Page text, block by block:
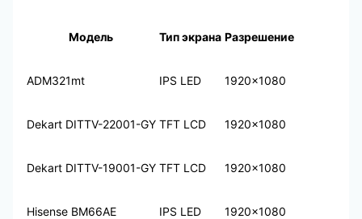
Модель Тип экрана Разрешение
ADM321mt IPS LED 1920×1080
Dekart DITTV-22001-GY TFT LCD 1920×1080
Dekart DITTV-19001-GY TFT LCD 1920×1080
Hisense BM66AE IPS LED 1920×1080